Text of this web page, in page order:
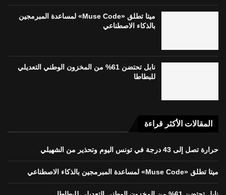
ميتا تطلق «Muse Code» لمساعدة المبرمجين
بالذكاء الاصطناعي
نابل تحتضن 61% من المخزون الوطني التعديلي
للبطاطا
المقالات الأكثر قراءة
حرارة تصل إلى 43 درجة في تونس اليوم وتحذير من الشهيلي
ميتا تطلق «Muse Code» لمساعدة المبرمجين بالذكاء الاصطناعي